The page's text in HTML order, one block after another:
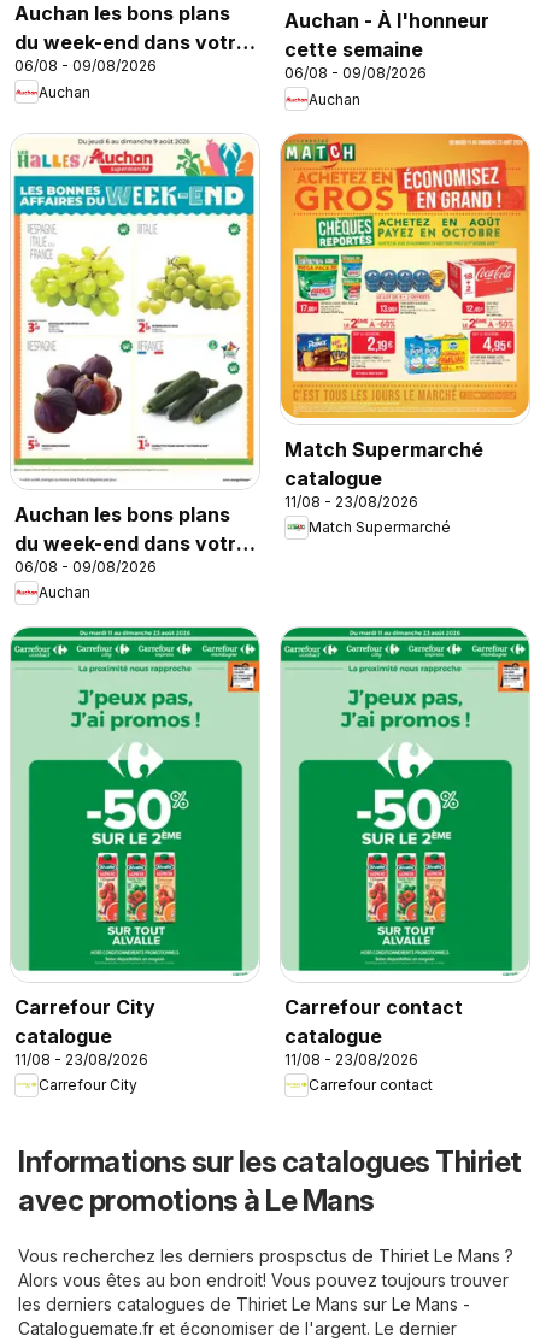
Auchan les bons plans
du week-end dans votre
hyper
06/08 - 09/08/2026
Auchan
Auchan - À l'honneur
cette semaine
06/08 - 09/08/2026
Auchan
Auchan les bons plans
du week-end dans votre
super
06/08 - 09/08/2026
Auchan
Match Supermarché
catalogue
11/08 - 23/08/2026
Match Supermarché
Carrefour City
catalogue
11/08 - 23/08/2026
Carrefour City
Carrefour contact
catalogue
11/08 - 23/08/2026
Carrefour contact
Informations sur les catalogues Thiriet
avec promotions à Le Mans
Vous recherchez les derniers prospsctus de Thiriet Le Mans ?
Alors vous êtes au bon endroit! Vous pouvez toujours trouver
les derniers catalogues de Thiriet Le Mans sur Le Mans -
Cataloguemate.fr et économiser de l'argent. Le dernier